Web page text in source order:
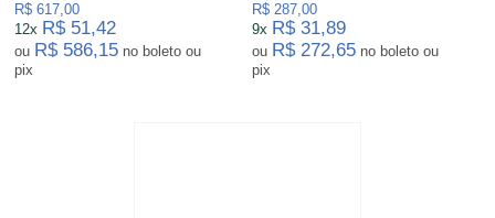
R$ 617,00
12x R$ 51,42
ou R$ 586,15 no boleto ou
pix
R$ 287,00
9x R$ 31,89
ou R$ 272,65 no boleto ou
pix